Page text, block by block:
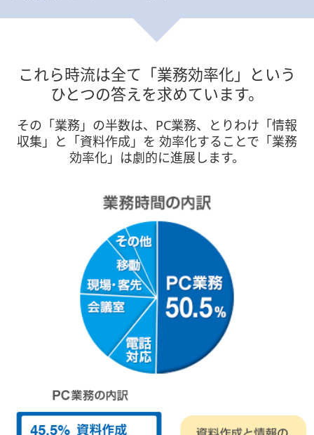
これら時流は全て「業務効率化」と いう
ひとつの答えを求めています。
その「業務」の半数は、PC業務、とりわけ「情報
収集」と「資料作成」を 効率化することで「業務
効率化」は劇的に進展します。